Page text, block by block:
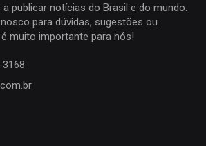
a publicar notícias do Brasil e do mundo.
para dúvidas, sugestões ou
muito importante para nós!